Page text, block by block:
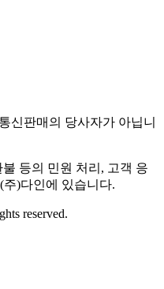
신판매의 당사자가 아닙니
등의 민원 처리, 고객 응
)다인에 있습니다.
reserved.